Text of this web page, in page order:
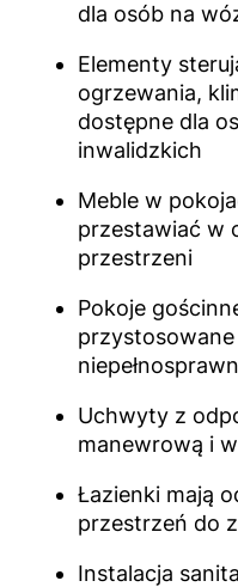
dla osób na
Elementy
ogrzewania,
dostępne dla
inwalidzkich
Meble w
przestawiać w
przestrzeni
Pokoje
Uchwyty z
manewrową i
Łazienki mają
przestrzeń do
Instalacja